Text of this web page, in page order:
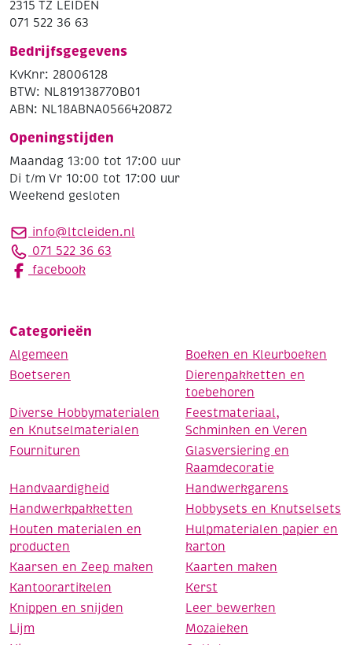
2315 TZ LEIDEN
071 522 36 63
Bedrijfsgegevens
KvKnr: 28006128
BTW: NL819138770B01
ABN: NL18ABNA0566420872
Openingstijden
Maandag 13:00 tot 17:00 uur
Di t/m Vr 10:00 tot 17:00 uur
Weekend gesloten
info@ltcleiden.nl
071 522 36 63
facebook
Categorieën
Algemeen
Boeken en Kleurboeken
Boetseren
Dierenpakketten en
toebehoren
Diverse Hobbymaterialen
en Knutselmaterialen
Feestmateriaal,
Schminken en Veren
Fournituren
Glasversiering en
Raamdecoratie
Handvaardigheid
Handwerkgarens
Handwerkpakketten
Hobbysets en Knutselsets
Houten materialen en
producten
Hulpmaterialen papier en
karton
Kaarsen en Zeep maken
Kaarten maken
Kantoorartikelen
Kerst
Knippen en snijden
Leer bewerken
Lijm
Mozaieken